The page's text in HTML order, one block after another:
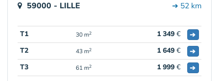
59000 - LILLE ➔ 52 km
T1 30 m2 1 349 €
➔
T2
43 m2 1 649 €
➔
T3
61 m2 1 999 € ➔